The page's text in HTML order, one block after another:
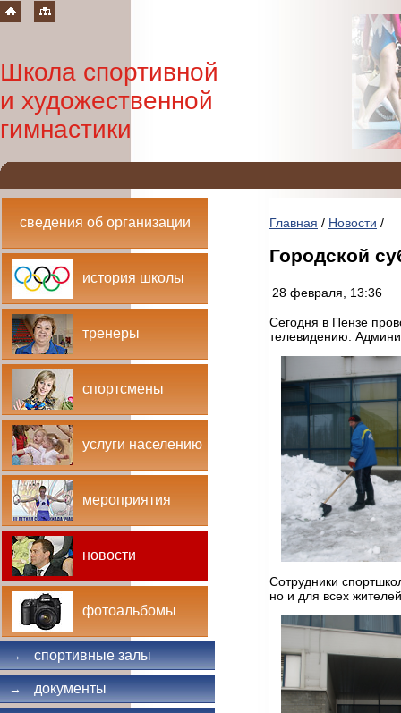
Школа спортивной
и художественной
гимнастики
сведения об организации
история школы
тренеры
спортсмены
услуги населению
мероприятия
новости
фотоальбомы
→ спортивные залы
→ документы
Главная / Новости /
Городской
28 февраля, 13:36
Сегодня в Пензе
телевидению.
Сотрудники
но и для всех